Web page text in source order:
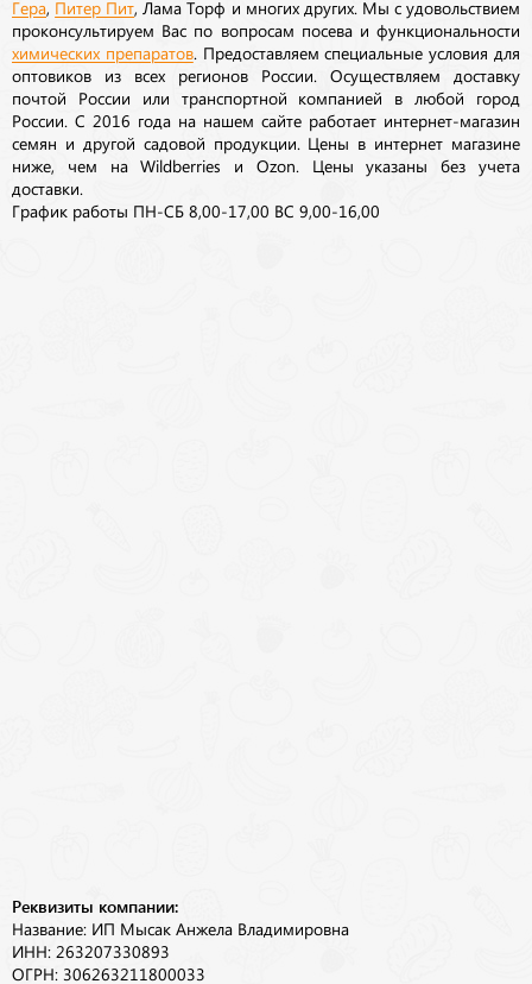
Гера Питер Пит , Лама Торф и многих других. Мы с удовольствием
проконсультируем Вас по вопросам посева и функциональности
химических препаратов. Предоставляем специальные условия для
оптовиков из всех регионов России. Осуществляем доставку
почтой России или транспортной компанией в любой город
России. С 2016 года на нашем сайте работает интернет-магазин
семян и другой садовой продукции. Цены в интернет магазине
ниже, чем на Wildberries и Ozon. Цены указаны без учета
доставки.
График работы ПН-СБ 8,00-17,00 ВС 9,00-16,00
Реквизиты компании:
Название: ИП Мысак Анжела Владимировна
ИНН: 263207330893
ОГРН: 306263211800033